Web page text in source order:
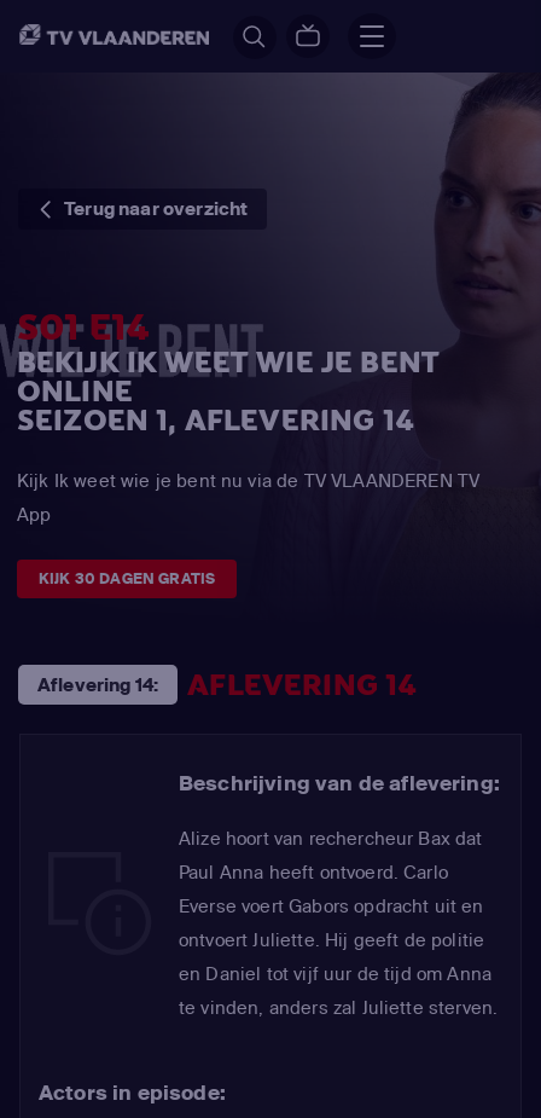
Terug naar overzicht
S01 E14
BEKIJK IK WEET WIE JE BENT
ONLINE
SEIZOEN 1, AFLEVERING 14
Kijk Ik weet wie je bent nu via de TV VLAANDEREN TV
App
KIJK 30 DAGEN GRATIS
Aflevering 14: AFLEVERING 14
Beschrijving van de aflevering:
Alize hoort van rechercheur Bax dat
Paul Anna heeft ontvoerd. Carlo
Everse voert Gabors opdracht uit en
ontvoert Juliette. Hij geeft de politie
en Daniel tot vijf uur de tijd om Anna
te vinden, anders zal Juliette sterven.
Actors in episode: